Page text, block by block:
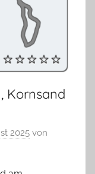
Kornsand
2025 von